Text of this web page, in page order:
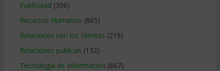
Publicidad (306)
Recursos Humanos (865)
Relaciones con los clientes (219)
Relaciones publicas (132)
Tecnologia de Informacion (667)